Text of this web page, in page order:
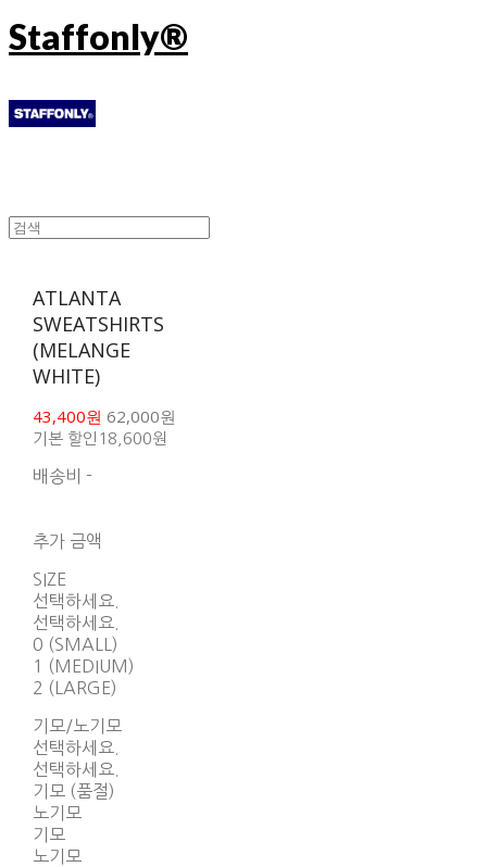
Staffonly®
ATLANTA
SWEATSHIRTS
(MELANGE
WHITE)
43,400원 62,000원
기본 할인 18,600원
배송비 -
추가 금액
SIZE
선택하세요.
선택하세요.
0 (SMALL)
1 (MEDIUM)
2 (LARGE)
기모/노기모
선택하세요.
선택하세요.
기모 (품절)
노기모
기모
노기모